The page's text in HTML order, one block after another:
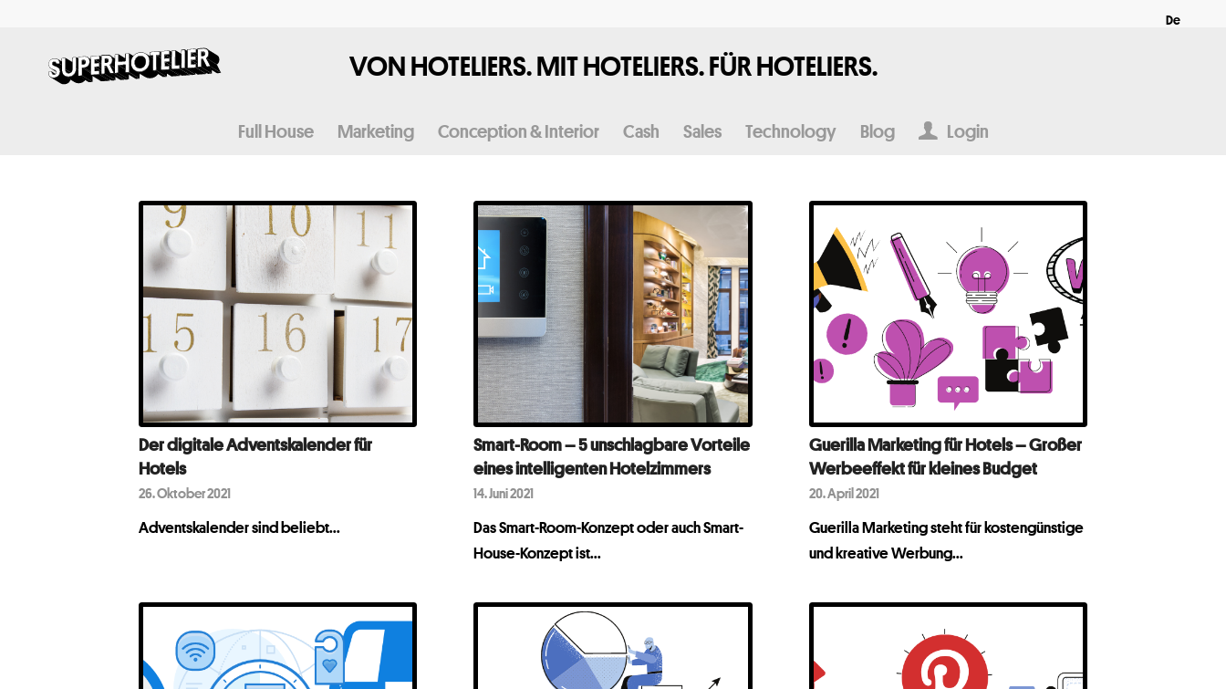
De
VON HOTELIERS. MIT HOTELIERS.FÜR HOTELIERS.
Full House Marketing Conception & Interior Cash Sales Technology Blog Login
Der digitale Adventskalender für
Hotels
26. Oktober 2021
Adventskalender sind beliebt...
Smart-Room – 5 unschlagbare Vorteile
eines intelligenten Hotelzimmers
14. Juni 2021
Das Smart-Room-Konzept oder auch Smart-
House-Konzept ist...
Guerilla Marketing für Hotels – Großer
Werbeeffekt für kleines Budget
20. April 2021
Guerilla Marketing steht für kostengünstige
und kreative Werbung...